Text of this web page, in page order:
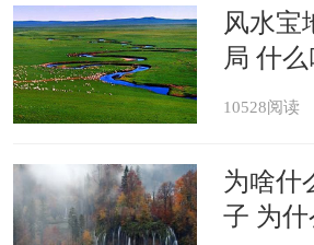
风水宝
局 什
10528阅读
为啥什
子 为什